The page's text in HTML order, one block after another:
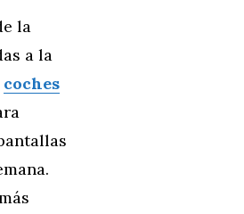
la
a la
coches